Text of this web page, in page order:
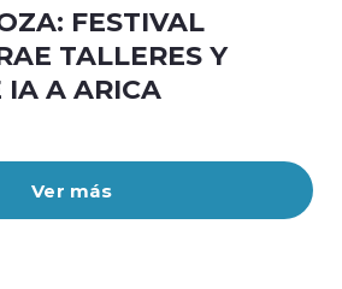
Ver más
FESTIVAL
TALLERES Y
IA A ARICA